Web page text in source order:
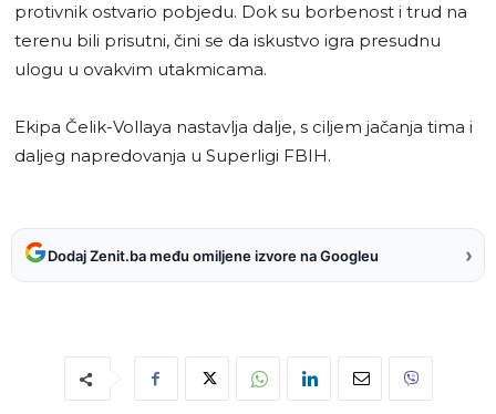
protivnik ostvario pobjedu. Dok su borbenost i trud na
terenu bili prisutni, čini se da iskustvo igra presudnu
ulogu u ovakvim utakmicama.
Ekipa Čelik-Vollaya nastavlja dalje, s ciljem jačanja tima i
daljeg napredovanja u Superligi FBIH.
Dodaj Zenit.ba među omiljene izvore na Googleu ›